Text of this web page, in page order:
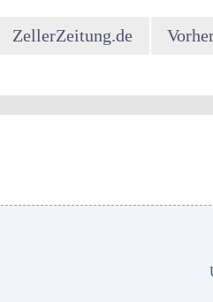
ZellerZeitung.de